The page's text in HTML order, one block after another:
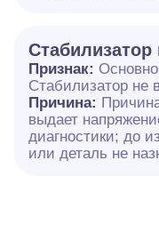
Признак:
Стабилизатор не
Причина:
выдает
диагностики; до
или деталь не